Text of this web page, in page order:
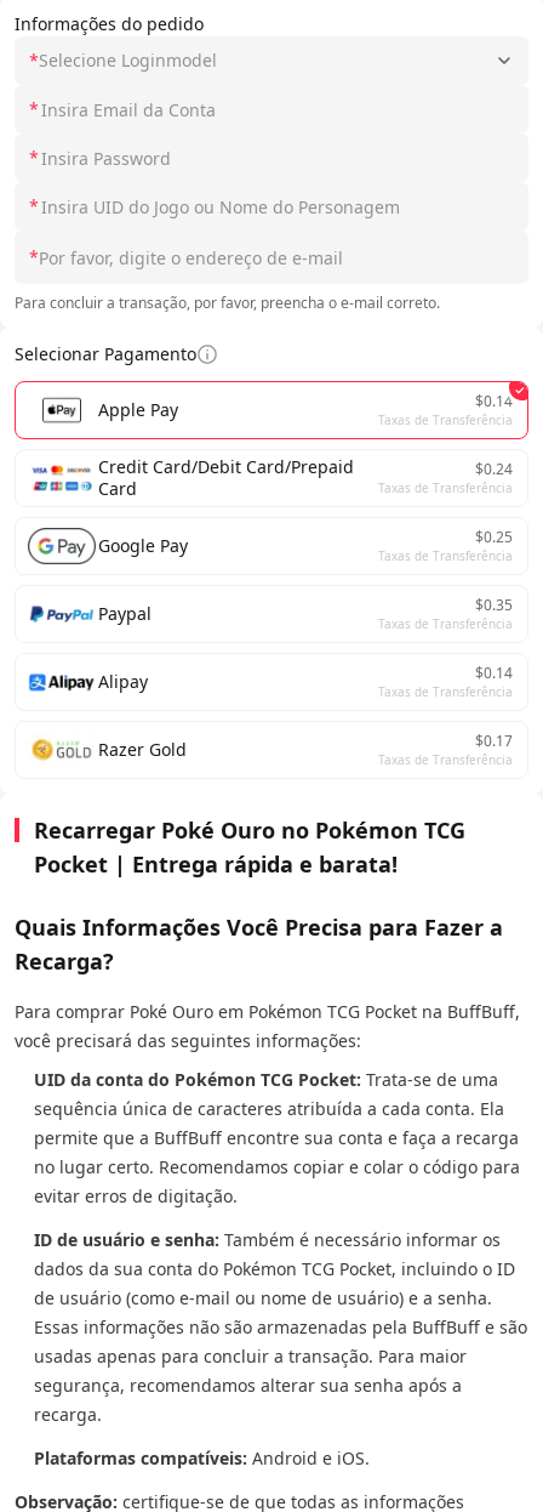
Informações do pedido
*Selecione Loginmodel
*
*
*
*
Para concluir a transação, por favor, preencha o e-mail correto.
Selecionar Pagamento
Apple Pay $0.14
Taxas de Transferência
Credit Card/Debit Card/Prepaid
Card
$0.24
Taxas de Transferência
Google Pay $0.25
Taxas de Transferência
Paypal $0.35
Taxas de Transferência
Alipay $0.14
Taxas de Transferência
Razer Gold $0.17
Taxas de Transferência
Recarregar Poké Ouro no Pokémon TCG
Pocket | Entrega rápida e barata!
Quais Informações Você Precisa para Fazer a
Recarga?
Para comprar Poké Ouro em Pokémon TCG Pocket na BuffBuff,
você precisará das seguintes informações:
UID da conta do Pokémon TCG Pocket: Trata-se de uma
sequência única de caracteres atribuída a cada conta. Ela
permite que a BuffBuff encontre sua conta e faça a recarga
no lugar certo. Recomendamos copiar e colar o código para
evitar erros de digitação.
ID de usuário e senha: Também é necessário informar os
dados da sua conta do Pokémon TCG Pocket, incluindo o ID
de usuário (como e-mail ou nome de usuário) e a senha.
Essas informações não são armazenadas pela BuffBuff e são
usadas apenas para concluir a transação. Para maior
segurança, recomendamos alterar sua senha após a
recarga.
Plataformas compatíveis: Android e iOS.
Observação: certifique-se de que todas as informações